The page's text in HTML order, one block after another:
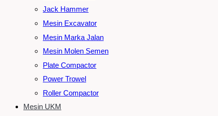
Jack Hammer
Mesin Excavator
Mesin Marka Jalan
Mesin Molen Semen
Plate Compactor
Power Trowel
Roller Compactor
Mesin UKM